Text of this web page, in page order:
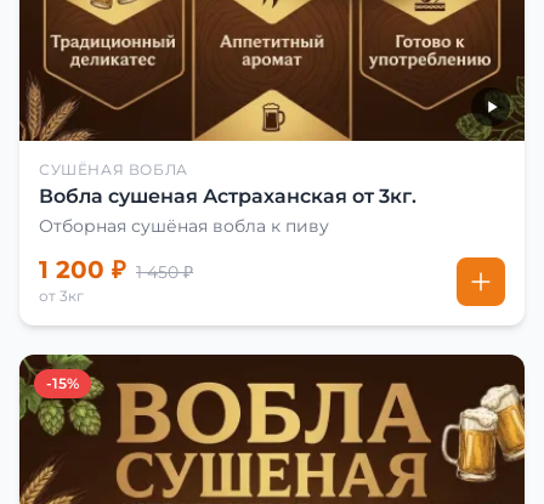
СУШЁНАЯ ВОБЛА
Вобла сушеная Астраханская от 3кг.
Отборная сушёная вобла к пиву
1 200 ₽ 1 450 ₽
от 3кг
-15%